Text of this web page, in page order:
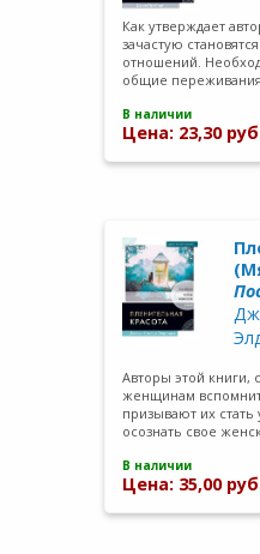
Как утверждает
зачастую
отношений.
общие переживания.
В наличии
Цена: 23,30
Авторы этой книги,
женщинам
призывают их
осознать свое
В наличии
Цена: 35,00